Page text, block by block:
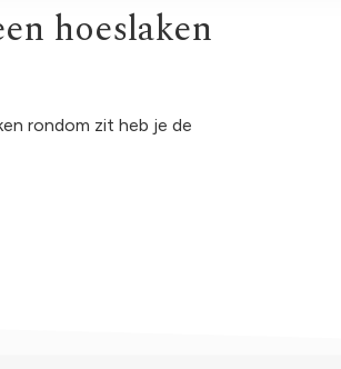
hoeslaken
rondom zit heb je de